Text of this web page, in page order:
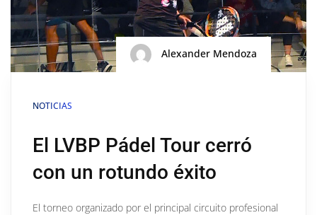
Alexander Mendoza
NOTICIAS
El LVBP Pádel Tour cerró
con un rotundo éxito
El torneo organizado por el principal circuito profesional